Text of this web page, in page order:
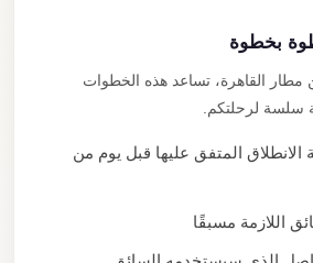
بخطوة
القاهرة، تساعد هذه الخطوات
لرحلتكم.
المتفق عليها قبل يوم من
اللازمة مسبقًا